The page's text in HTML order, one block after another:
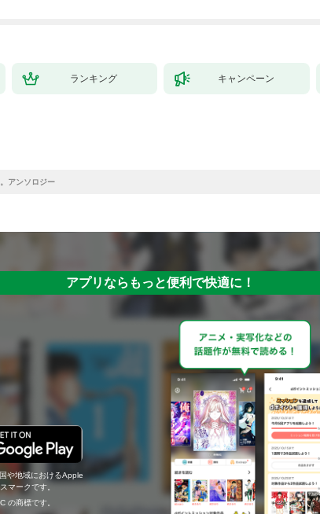
ランキング キャンペーン
アンソロジー
アプリならもっと便利で快適に！
や地域におけるApple
マークです。
の商標です。